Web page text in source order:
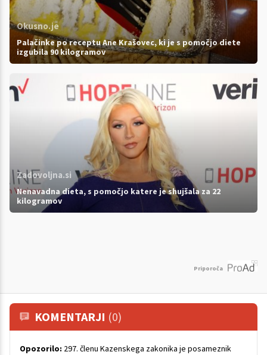
Okusno.je
Palačinke po receptu Ane Krašovec, ki je s pomočjo diete
izgubila 90 kilogramov
Zadovoljna.si
Nenavadna dieta, s pomočjo katere je shujšala za 22
kilogramov
Priporoča
KOMENTARJI (0)
Opozorilo: 297. členu Kazenskega zakonika je posameznik